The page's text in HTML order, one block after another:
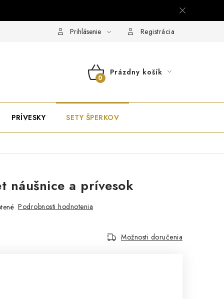
Prihlásenie Registrácia
NÁKUPNÝ
KOŠÍK
Prázdny košík
PRÍVESKY SETY ŠPERKOV
náušnice a prívesok
Podrobnosti hodnotenia
Možnosti doručenia